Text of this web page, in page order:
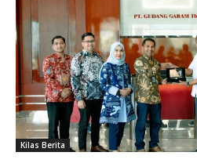
Kilas Berita